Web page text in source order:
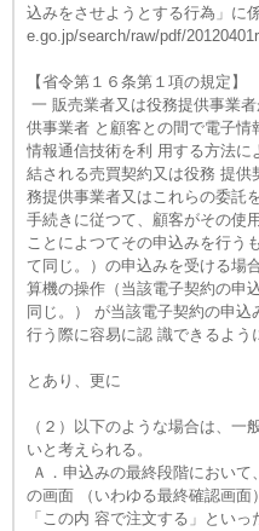
込みをさせようとする行為」に
e.go.jp/search/raw/pdf/
【省令第１６条第１項の規定】
一 販売業者又は役務提供事業
供事業者 と顧客との間で電子
情報通信技術を利 用する方法
結される売買契約又は役務 提
務提供事業者又はこれらの委託
手続きに従つて、顧客がその使
ことによつてその申込みを行う
て同じ。）の申込みを受ける場
算機の操作（当該電子契約の申
同じ。） が当該電子契約の申
行う際に容易に認 識できるよう
とあり、更に
（２）以下のような場合は、
いと考えられる。
Ａ．申込みの最終段階におい
の画面 （いわゆる最終確認画
「この内 容で注文する」とい